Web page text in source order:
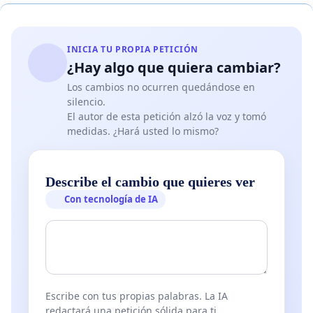
7 - Aún si los grupos guerrilleros de las Farc y el ELN
dejaran el secuestro, el terrorismo y el narcotráfico, los
crímenes cometidos durante más de seis décadas son
actos de ferocidad y barbarie que no pueden ser olvidados
ni mucho menos sujetos de perdón por la sociedad civil y
sus representantes en el Estado, por medio de propuestas
avaló y presentó a la mesa de Unidad Nacional.
Desistir del proyecto de acto legislativo de justicia
INICIA TU PROPIA PETICIÓN
¿Hay algo que quiera cambiar?
Los cambios no ocurren quedándose en
silencio.
El autor de esta petición alzó la voz y tomó
medidas. ¿Hará usted lo mismo?
Describe el cambio que quieres ver
Con tecnología de IA
Escribe con tus propias palabras. La IA